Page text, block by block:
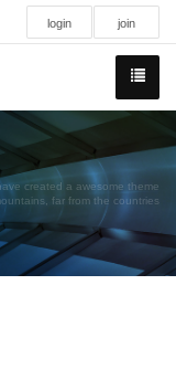
login join
created a awesome theme
far from the countries